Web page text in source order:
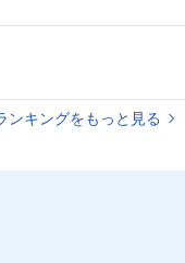
ンキングをもっと見る